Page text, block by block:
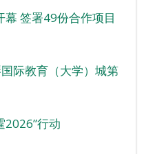
签署49份合作项目
际教育（大学）城第
2026”行动